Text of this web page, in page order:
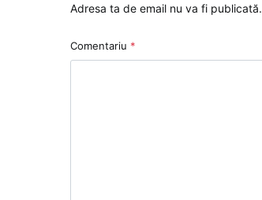
Adresa ta de email nu va fi publicată.
Comentariu *